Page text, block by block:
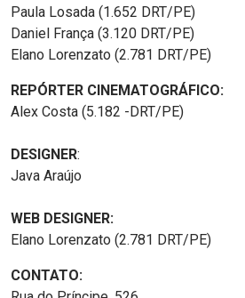
Paula Losada (1.652 DRT/PE)
Daniel França (3.120 DRT/PE)
Elano Lorenzato (2.781 DRT/PE)
REPÓRTER CINEMATOGRÁFICO:
Alex Costa (5.182 -DRT/PE)
DESIGNER:
Java Araújo
WEB DESIGNER:
Elano Lorenzato (2.781 DRT/PE)
CONTATO: